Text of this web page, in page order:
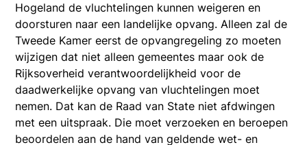
Hogeland de vluchtelingen kunnen weigeren en
doorsturen naar een landelijke opvang. Alleen zal de
Tweede Kamer eerst de opvangregeling zo moeten
wijzigen dat niet alleen gemeentes maar ook de
Rijksoverheid verantwoordelijkheid voor de
daadwerkelijke opvang van vluchtelingen moet
nemen. Dat kan de Raad van State niet afdwingen
met een uitspraak. Die moet verzoeken en beroepen
beoordelen aan de hand van geldende wet- en